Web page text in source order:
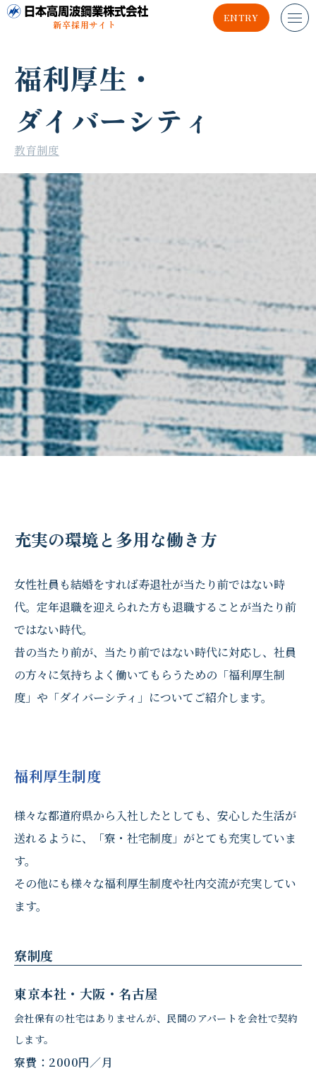
新卒採用サイト
ENTRY
福利厚生・
ダイバーシティ
教育制度
充実の環境と多用な働き方
女性社員も結婚をすれば寿退社が当たり前ではない時
代。定年退職を迎えられた方も退職することが当たり前
ではない時代。
昔の当たり前が、当たり前ではない時代に対応し、社員
の方々に気持ちよく働いてもらうための「福利厚生制
度」や「ダイバーシティ」についてご紹介します。
福利厚生制度
様々な都道府県から入社したとしても、安心した生活が
送れるように、「寮・社宅制度」がとても充実していま
す。
その他にも様々な福利厚生制度や社内交流が充実してい
ます。
寮制度
東京本社・大阪・名古屋
会社保有の社宅はありませんが、民間のアパートを会社で契約
します。
寮費：2000円／月